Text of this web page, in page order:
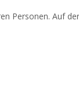
Personen. Auf